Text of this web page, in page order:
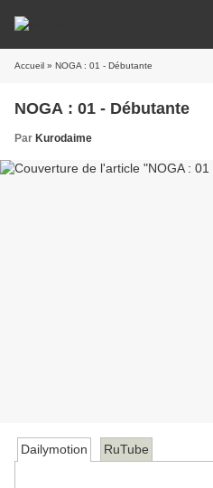
Accueil » NOGA : 01 - Débutante
NOGA : 01 - Débutante
Par Kurodaime
Dailymotion RuTube